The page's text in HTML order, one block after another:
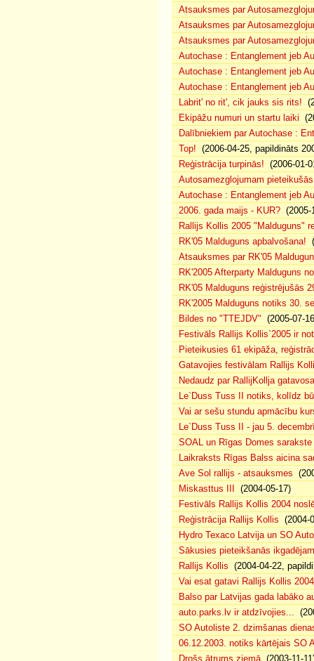
Atsauksmes par
Atsauksmes par
Atsauksmes par
Autochase : Entanglement jeb
Autochase : Entanglement jeb
Autochase : Entanglement jeb
Labrit' no rit', cik jauks sis rits!
Ekipāžu numuri un startu laiki
Dalībniekiem par Autochase :
Top! (2006-04-25, papildināts
Reģistrācija turpinās! (2006-01-
Autosamezglojumam
Autochase : Entanglement jeb
2006. gada maijs - KUR? (2005-
Rallijs Kollis 2005 "Malduguns"
RK'05 Malduguns apbalvošana!
Atsauksmes par RK'05
RK'2005 Afterparty Malduguns
RK'05 Malduguns reģistrējušās
RK'2005 Malduguns notiks 30.
Bildes no "TTEJDV" (2005-07-
Festivāls Rallijs Kollis`2005 ir
Pieteikusies 61 ekipāža,
Gatavojies festivālam Rallijs
Nedaudz par RallijKollja
Le`Duss Tuss II notiks, kolīdz
Vai ar sešu stundu apmācību
Le`Duss Tuss II - jau 5.
SOAL un Rīgas Domes
Laikraksts Rīgas Balss aicina
Ave Sol rallijs - atsauksmes
Miskasttus III
(2004-05-17)
Festivāls Rallijs Kollis 2004
Reģistrācija Rallijs Kollis (2004-
Hydro Texaco Latvija un SO
Sākusies pieteikšanās
Rallijs Kollis (2004-04-22,
Vai esat gatavi Rallijs Kollis
Balso par Latvijas gada labāko
auto.parks.lv ir atdzīvojies...
SO Autoliste 2. dzimšanas
06.12.2003. notiks kārtējais SO
Drošs ātrums ziemā (2003-11-